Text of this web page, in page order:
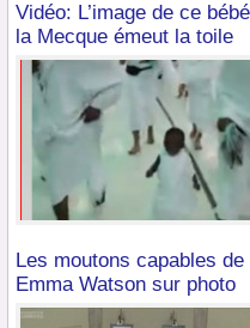
Vidéo: L’image de ce
la Mecque émeut la toile
Les moutons capables
Emma Watson sur photo